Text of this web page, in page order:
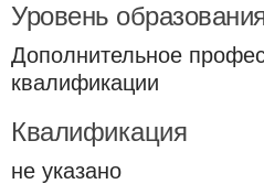
Уровень
Дополнительное
квалификации
Квалификация
не указано